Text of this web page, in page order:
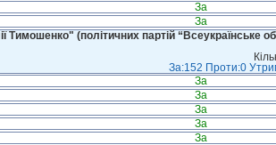
За
За
Тимошенко" (політичних партій “Всеукраїнське
За:152 Проти:0
За
За
За
За
За